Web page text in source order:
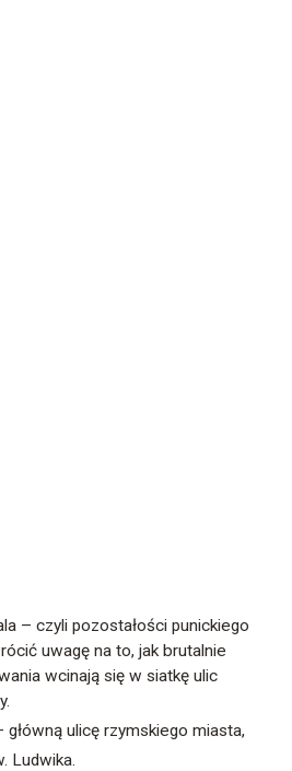
– czyli pozostałości punickiego
uwagę na to, jak brutalnie
wcinają się w siatkę ulic
ulicę rzymskiego miasta,
Ludwika.